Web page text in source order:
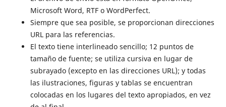
Microsoft Word, RTF o WordPerfect.
Siempre que sea posible, se proporcionan direcciones
URL para las referencias.
El texto tiene interlineado sencillo; 12 puntos de
tamaño de fuente; se utiliza cursiva en lugar de
subrayado (excepto en las direcciones URL); y todas
las ilustraciones, figuras y tablas se encuentran
colocadas en los lugares del texto apropiados, en vez